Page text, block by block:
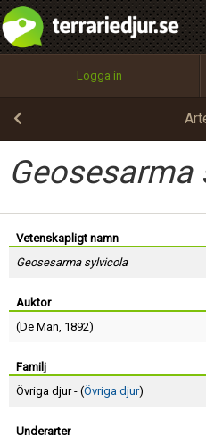
Logga in
Geosesarma
Vetenskapligt namn
Geosesarma sylvicola
Auktor
(De Man, 1892)
Familj
Övriga djur - (Övriga djur)
Underarter
integritetspolicy
Namn:
Epost:
Lösenord:
Terms of Service
Begär nytt lösenord